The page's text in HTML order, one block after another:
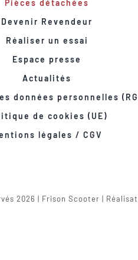
Pièces détachées
Devenir Revendeur
Réaliser un essai
Espace presse
Actualités
données personnelles
de cookies (UE)
légales / CGV
2026 | Frison Scooter |